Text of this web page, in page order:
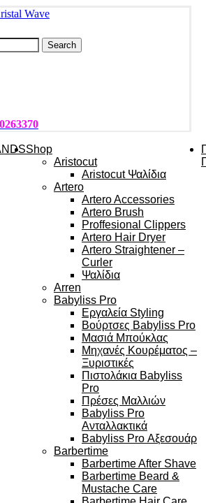
Search
Shop
Aristocut
Aristocut Ψαλίδια
Artero
Artero Accessories
Artero Brush
Proffesional Clippers
Artero Hair Dryer
Artero Straightener –
Curler
Ψαλίδια
Arren
Babyliss Pro
Εργαλεία Styling
Βούρτσες Babyliss Pro
Μασιά Μπούκλας
Μηχανές Κουρέματος –
Ξυριστικές
Πιστολάκια Babyliss
Pro
Πρέσες Μαλλιών
Babyliss Pro
Ανταλλακτικά
Babyliss Pro Αξεσουάρ
Barbertime
Barbertime After Shave
Barbertime Beard &
Mustache Care